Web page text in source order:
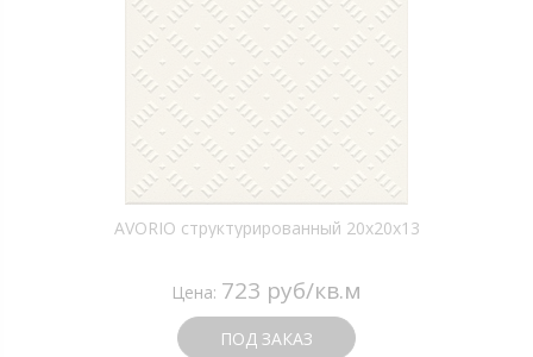
AVORIO структурированный 20х20х13
Цена: 723 руб/кв.м
ПОД ЗАКАЗ